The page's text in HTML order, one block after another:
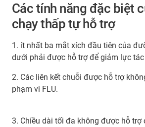
Các tính năng đặc biệt
chạy thấp tự hỗ trợ
1. ít nhất ba mắt xích đầu tiên của
dưới phải được hỗ trợ để giảm lực
2. Các liên kết chuỗi được hỗ trợ
phạm vi FLU.
3. Chiều dài tối đa không được hỗ trợ